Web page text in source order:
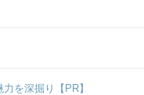
を深掘り【PR】